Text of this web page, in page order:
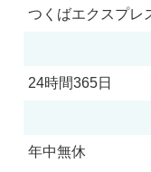
つくばエクスプ
24時間365日
年中無休